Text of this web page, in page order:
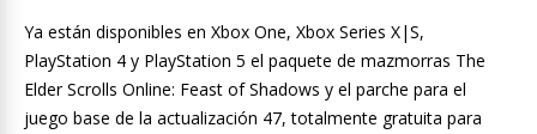
Ya están disponibles en Xbox One, Xbox Series X|S,
PlayStation 4 y PlayStation 5 el paquete de mazmorras The
Elder Scrolls Online: Feast of Shadows y el parche para el
juego base de la actualización 47, totalmente gratuita para